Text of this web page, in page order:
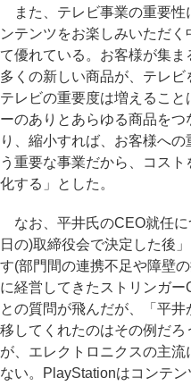
また、テレビ事業の重要性
ンテンツをお楽しみいただ
て優れている。お客様が集
多くの新しい商品が、テレビ
テレビの重要度は増えるこ
ーのありとあらゆる商品を
り、縮小すれば、お客様へ
う重要な事業だから、コス
化する」とした。
なお、平井氏のCEO就任に
日の)取締役会で決定した後
す(部門間の連携不足や障壁
に経営してきたストリンガー
との質問が飛んだが、「平
移してくれたのはその例だ
が、エレクトロニクスの主
ない。PlayStationはコンテ